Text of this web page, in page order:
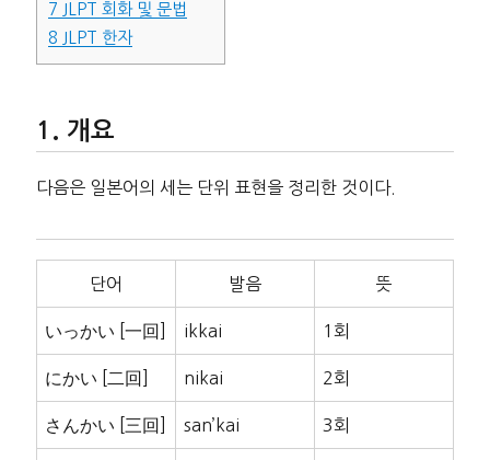
7 JLPT 회화 및 문법
8 JLPT 한자
개요
다음은 일본어의 세는 단위 표현을 정리한 것이다.
단어 발음 뜻
いっかい [一回] ikkai 1회
にかい [二回] nikai 2회
さんかい [三回] san’kai 3회